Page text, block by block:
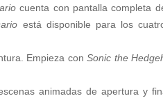
cuenta con pantalla completa
está disponible para los
Empieza conSonic the
animadas de apertura y